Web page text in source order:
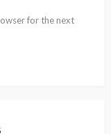
for the next